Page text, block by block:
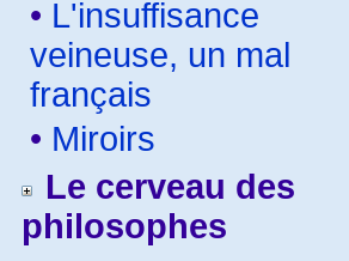
• L'insuffisance
veineuse, un mal
français
• Miroirs
Le cerveau des
philosophes